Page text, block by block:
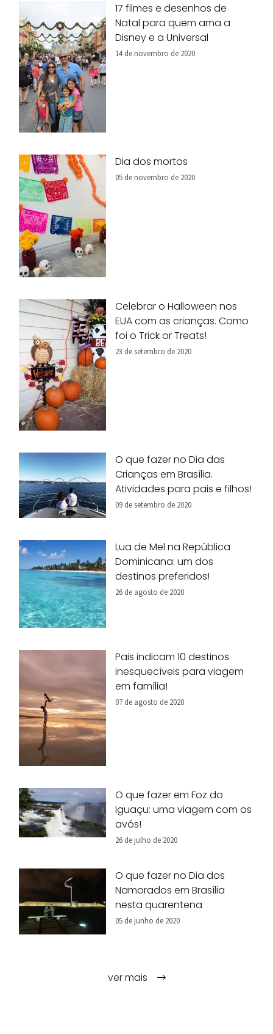
17 filmes e desenhos de
Natal para quem ama a
Disney e a Universal
14 de novembro de 2020
Dia dos mortos
05 de novembro de 2020
Celebrar o Halloween nos
EUA com as crianças. Como
foi o Trick or Treats!
23 de setembro de 2020
O que fazer no Dia das
Crianças em Brasília.
Atividades para pais e filhos!
09 de setembro de 2020
Lua de Mel na República
Dominicana: um dos
destinos preferidos!
26 de agosto de 2020
Pais indicam 10 destinos
inesquecíveis para viagem
em família!
07 de agosto de 2020
O que fazer em Foz do
Iguaçu: uma viagem com os
avós!
26 de julho de 2020
O que fazer no Dia dos
Namorados em Brasília
nesta quarentena
05 de junho de 2020
ver mais